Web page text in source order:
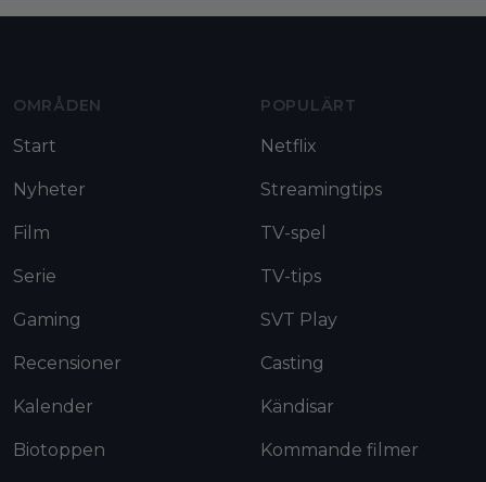
OMRÅDEN
Start
Nyheter
Film
Serie
Gaming
Recensioner
Kalender
Biotoppen
POPULÄRT
Netflix
Streamingtips
TV-spel
TV-tips
SVT Play
Casting
Kändisar
Kommande filmer